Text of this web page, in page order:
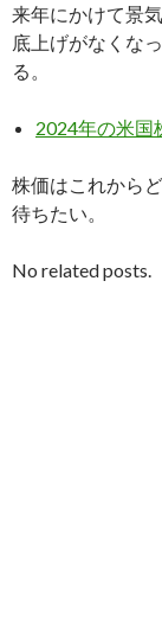
来年にかけて景
底上げがなくな
る。
2024年の米国
株価はこれから
待ちたい。
No related posts.